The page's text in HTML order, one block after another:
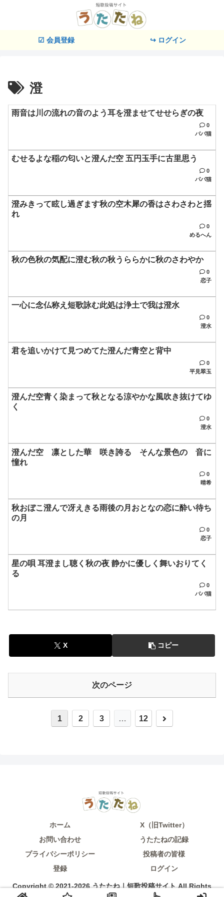
☑ 会員登録 ↪ ログイン
澄
雨音は川の流れの音のよう耳を澄ませてせせらぎの夜
0
パパ猫
むせるよな稲の匂いと澄んだ空 五円玉手に古里思う
0
パパ猫
澄みきって眩し過ぎます秋の空木犀の香はさわさわと揺
れ
0
めるへん
秋の色秋の気配に澄む秋の秋うららかに秋のさわやか
0
恋子
一心に念仏称え短歌詠む此処は浄土で我は澄水
0
澄水
君を追いかけて見つめてた澄んだ青空と背中
0
平見翠玉
澄んだ空青く染まって秋となる涼やかな風吹き抜けてゆ
く
0
澄水
澄んだ空 凛とした華 咲き誇る そんな景色の 音に
憧れ
0
晴希
秋おぼこ澄んで冴えきる雨後の月おとなの恋に酔い待ち
の月
0
恋子
星の唄 耳澄まし聴く秋の夜 静かに優しく舞いおりてく
る
0
パパ猫
X コピー
次のページ
1 2 3 … 12
次
ホーム
X（旧Twitter）
お問い合わせ
うたたねの記録
プライバシーポリシー
投稿者の皆様
登録
ログイン
Copyright © 2021-2026 うたたね｜短歌投稿サイト All Rights